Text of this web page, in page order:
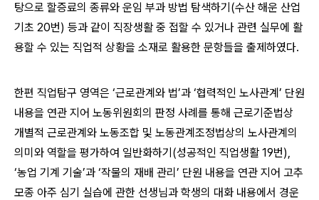
탕으로 할증료의 종류와 운임 부과 방법 탐색하기(수산 해운 산업
기초 20번) 등과 같이 직장생활 중 접할 수 있거나 관련 실무에 활
용할 수 있는 직업적 상황을 소재로 활용한 문항들을 출제하였다.
한편 직업탐구 영역은 ‘근로관계와 법’과 ‘협력적인 노사관계’ 단원
내용을 연관 지어 노동위원회의 판정 사례를 통해 근로기준법상
개별적 근로관계와 노동조합 및 노동관계조정법상의 노사관계의
의미와 역할을 평가하여 일반화하기(성공적인 직업생활 19번),
‘농업 기계 기술’과 ‘작물의 재배 관리’ 단원 내용을 연관 지어 고추
모종 아주 심기 실습에 관한 선생님과 학생의 대화 내용에서 경운